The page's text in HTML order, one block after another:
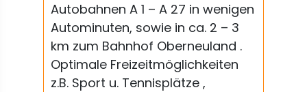
Autobahnen A 1 – A 27 in wenigen
Autominuten, sowie in ca. 2 – 3
km zum Bahnhof Oberneuland .
Optimale Freizeitmöglichkeiten
z.B. Sport u. Tennisplätze ,